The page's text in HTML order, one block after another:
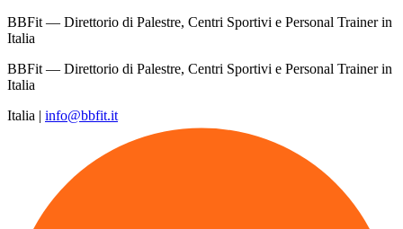
BBFit — Direttorio di Palestre, Centri Sportivi e Personal Trainer in
Italia
BBFit — Direttorio di Palestre, Centri Sportivi e Personal Trainer in
Italia
Italia | info@bbfit.it